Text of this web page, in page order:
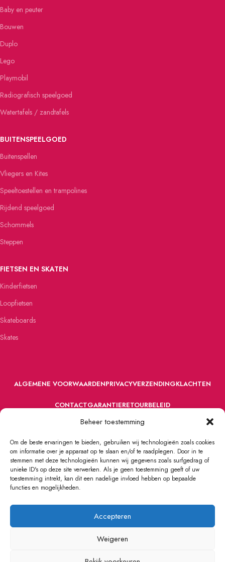
Beheer toestemming
Om de beste ervaringen te bieden, gebruiken wij technologieën zoals cookies
om informatie over je apparaat op te slaan en/of te raadplegen. Door in te
stemmen met deze technologieën kunnen wij gegevens zoals surfgedrag of
unieke ID's op deze site verwerken. Als je geen toestemming geeft of uw
toestemming intrekt, kan dit een nadelige invloed hebben op bepaalde
functies en mogelijkheden.
Accepteren
Weigeren
Baby en peuter
Bouwen
Duplo
Lego
Playmobil
Radiografisch speelgoed
Watertafels / zandtafels
BUITENSPEELGOED
Buitenspellen
Vliegers en Kites
Speeltoestellen en trampolines
Rijdend speelgoed
Schommels
Steppen
FIETSEN EN SKATEN
Kinderfietsen
Loopfietsen
Skateboards
Skates
ALGEMENE VOORWAARDENPRIVACYVERZENDINGKLACHTEN
CONTACTGARANTIERETOURBELEID
VOORDEFUN.NL 2022 Powered by Handelsonderneming MELS.